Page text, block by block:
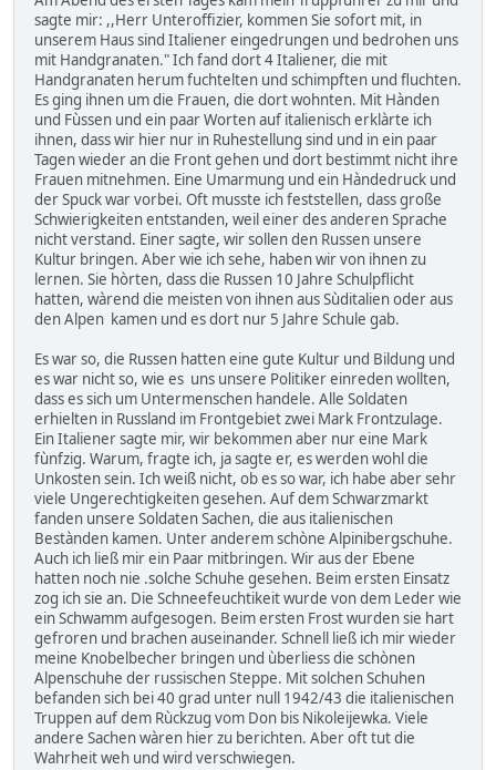
sagte mir: ,,Herr Unteroffizier, kommen Sie sofort mit, in
unserem Haus sind Italiener eingedrungen und bedrohen uns
mit Handgranaten." Ich fand dort 4 Italiener, die mit
Handgranaten herum fuchtelten und schimpften und fluchten.
Es ging ihnen um die Frauen, die dort wohnten. Mit Hànden
und Fùssen und ein paar Worten auf italienisch erklàrte ich
ihnen, dass wir hier nur in Ruhestellung sind und in ein paar
Tagen wieder an die Front gehen und dort bestimmt nicht ihre
Frauen mitnehmen. Eine Umarmung und ein Hàndedruck und
der Spuck war vorbei. Oft musste ich feststellen, dass große
Schwierigkeiten entstanden, weil einer des anderen Sprache
nicht verstand. Einer sagte, wir sollen den Russen unsere
Kultur bringen. Aber wie ich sehe, haben wir von ihnen zu
lernen. Sie hòrten, dass die Russen 10 Jahre Schulpflicht
hatten, wàrend die meisten von ihnen aus Sùditalien oder aus
den Alpen kamen und es dort nur 5 Jahre Schule gab.
Es war so, die Russen hatten eine gute Kultur und Bildung und
es war nicht so, wie es uns unsere Politiker einreden wollten,
dass es sich um Untermenschen handele. Alle Soldaten
erhielten in Russland im Frontgebiet zwei Mark Frontzulage.
Ein Italiener sagte mir, wir bekommen aber nur eine Mark
fùnfzig. Warum, fragte ich, ja sagte er, es werden wohl die
Unkosten sein. Ich weiß nicht, ob es so war, ich habe aber sehr
viele Ungerechtigkeiten gesehen. Auf dem Schwarzmarkt
fanden unsere Soldaten Sachen, die aus italienischen
Bestànden kamen. Unter anderem schòne Alpinibergschuhe.
Auch ich ließ mir ein Paar mitbringen. Wir aus der Ebene
hatten noch nie .solche Schuhe gesehen. Beim ersten Einsatz
zog ich sie an. Die Schneefeuchtikeit wurde von dem Leder wie
ein Schwamm aufgesogen. Beim ersten Frost wurden sie hart
gefroren und brachen auseinander. Schnell ließ ich mir wieder
meine Knobelbecher bringen und ùberliess die schònen
Alpenschuhe der russischen Steppe. Mit solchen Schuhen
befanden sich bei 40 grad unter null 1942/43 die italienischen
Truppen auf dem Rùckzug vom Don bis Nikoleijewka. Viele
andere Sachen wàren hier zu berichten. Aber oft tut die
Wahrheit weh und wird verschwiegen.